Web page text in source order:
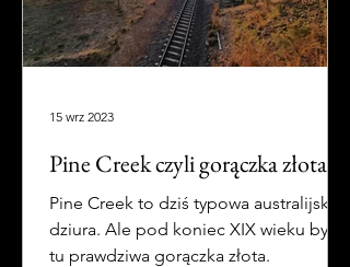
Pine Creek czyli gorączka złota
Pine Creek to dziś typowa australijska
dziura. Ale pod koniec XIX wieku była
tu prawdziwa gorączka złota.
15 wrz 2023